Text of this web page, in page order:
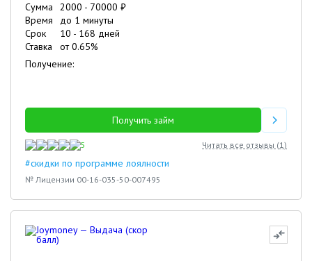
Сумма 2000 - 70000 ₽
Время
до 1 минуты
Срок
10 - 168 дней
Ставка
от0.65%
Получение:
Получить займ
5 Читать все отзывы (1)
#скидки по программе лоялности
№ Лицензии 00-16-035-50-007495